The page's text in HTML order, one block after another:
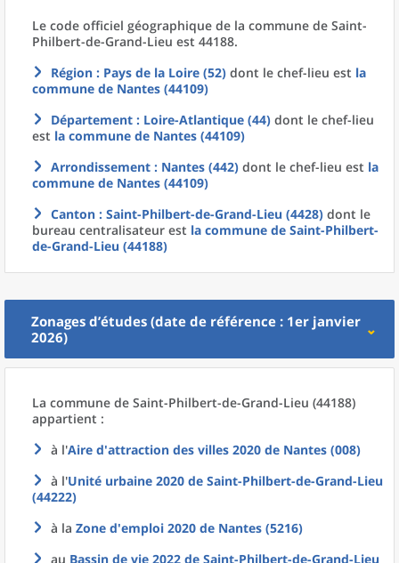
Le code officiel géographique de la commune de Saint-
Philbert-de-Grand-Lieu est 44188.
Région : Pays de la Loire (52) dont le chef-lieu est la
commune de Nantes (44109)
Département : Loire-Atlantique (44) dont le chef-lieu
est la commune de Nantes (44109)
Arrondissement : Nantes (442) dont le chef-lieu est la
commune de Nantes (44109)
Canton : Saint-Philbert-de-Grand-Lieu (4428) dont le
bureau centralisateur est la commune de Saint-Philbert-
de-Grand-Lieu (44188)
Zonages d’études (date de référence : 1er janvier
2026)
La commune de Saint-Philbert-de-Grand-Lieu (44188)
appartient :
à l'Aire d'attraction des villes 2020 de Nantes (008)
à l'Unité urbaine 2020 de Saint-Philbert-de-Grand-Lieu
(44222)
à la Zone d'emploi 2020 de Nantes (5216)
au Bassin de vie 2022 de Saint-Philbert-de-Grand-Lieu